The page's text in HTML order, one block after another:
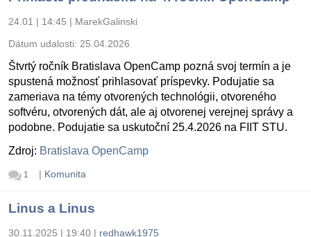
24.01 | 14:45 | MarekGalinski
Dátum udalosti: 25.04.2026
Štvrtý ročník Bratislava OpenCamp pozná svoj termín a je
spustená možnosť prihlasovať príspevky. Podujatie sa
zameriava na témy otvorených technológii, otvoreného
softvéru, otvorených dát, ale aj otvorenej verejnej správy a
podobne. Podujatie sa uskutoční 25.4.2026 na FIIT STU.
Zdroj: Bratislava OpenCamp
1 | Komunita
Linus a Linus
30.11.2025 | 19:40 | redhawk1975